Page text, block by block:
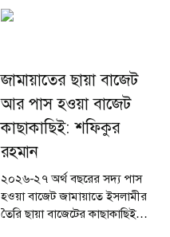
জামায়াতের ছায়া বাজেট
আর পাস হওয়া বাজেট
কাছাকাছিই: শফিকুর
রহমান
২০২৬-২৭ অর্থ বছরের সদ্য পাস
হওয়া বাজেট জামায়াতে ইসলামীর
তৈরি ছায়া বাজেটের কাছাকাছিই